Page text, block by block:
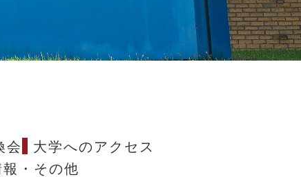
会
大学へのアクセス
・その他